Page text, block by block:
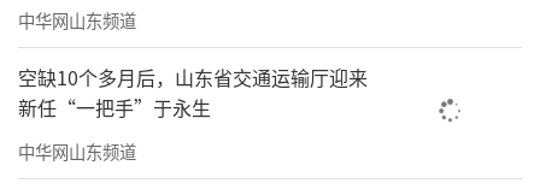
中华网山东频道
空缺10个多月后，山东省交通运输厅迎来
新任“一把手”于永生
中华网山东频道